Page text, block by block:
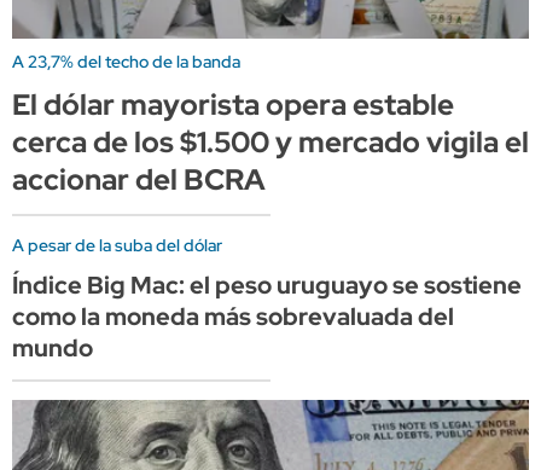
A 23,7% del techo de la banda
El dólar mayorista opera estable
cerca de los $1.500 y mercado vigila el
accionar del BCRA
A pesar de la suba del dólar
Índice Big Mac: el peso uruguayo se sostiene
como la moneda más sobrevaluada del
mundo